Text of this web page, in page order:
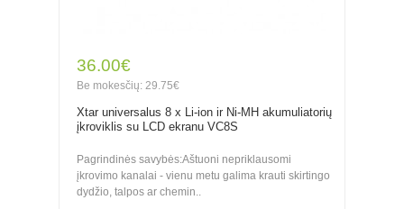
36.00€
Be mokesčių: 29.75€
Xtar universalus 8 x Li-ion ir Ni-MH akumuliatorių
įkroviklis su LCD ekranu VC8S
Pagrindinės savybės:Aštuoni nepriklausomi
įkrovimo kanalai - vienu metu galima krauti skirtingo
dydžio, talpos ar chemin..